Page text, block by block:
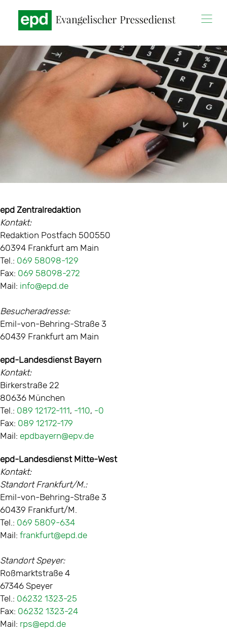
zum
epd Zentralredaktion
Kontakt:
Redaktion Postfach 500550
60394 Frankfurt am Main
Tel.: 069 58098-129
Fax: 069 58098-272
Mail: info@epd.de
Besucheradresse:
Emil-von-Behring-Straße 3
60439 Frankfurt am Main
epd-Landesdienst Bayern
Kontakt:
Birkerstraße 22
80636 München
Tel.: 089 12172-111, -110, -0
Fax: 089 12172-179
Mail: epdbayern@epv.de
epd-Landesdienst Mitte-West
Kontakt:
Standort Frankfurt/M.:
Emil-von-Behring-Straße 3
60439 Frankfurt/M.
Tel.: 069 5809-634
Mail: frankfurt@epd.de
Standort Speyer:
Roßmarktstraße 4
67346 Speyer
Tel.: 06232 1323-25
Fax: 06232 1323-24
Mail: rps@epd.de